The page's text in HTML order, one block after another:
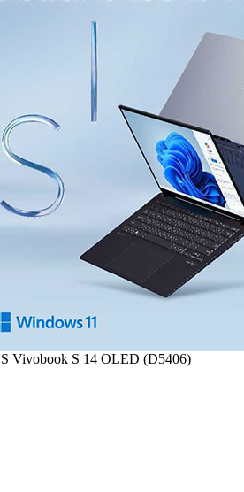
Vivobook S 14 OLED (D5406)